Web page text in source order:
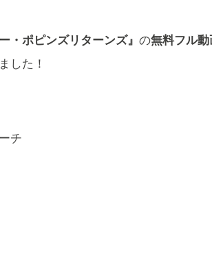
・ポピンズリターンズ』 の無料フル
した！
チ